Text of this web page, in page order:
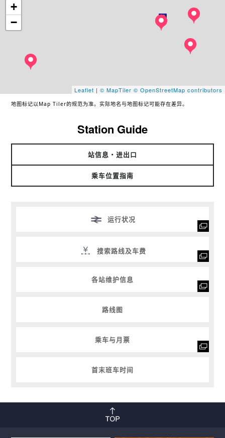
+
−
Leaflet | © MapTiler © OpenStreetMap contributors
地图标记以Map Tiler的规范为准。实际地名与地图标记可能存在差异。
Station Guide
站信息・进出口
乘车位置指南
运行状况
搜索路线及车费
各站维护信息
路线图
乘车与月票
首末班车时间